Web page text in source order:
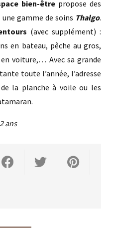
bien-êtrepropose des
gamme de soins Thalgo.
(avec supplément) :
en bateau, pêche au gros,
voiture,… Avec sa grande
toute l’année, l’adresse
la planche à voile ou les
ans